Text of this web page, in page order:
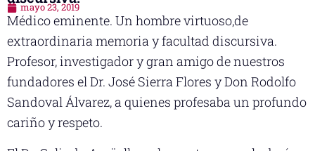
mayo 23, 2019
Médico eminente. Un hombre virtuoso,de
extraordinaria memoria y facultad discursiva.
Profesor, investigador y gran amigo de nuestros
fundadores el Dr. José Sierra Flores y Don Rodolfo
Sandoval Álvarez, a quienes profesaba un profundo
cariño y respeto.